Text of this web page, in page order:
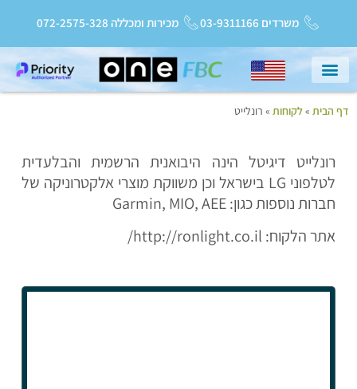
משרדים 03-9311166 מכירות ומכללה 072-2575-328
דף הבית »לקוחות » רונלייט
רונלייט דיגיטל הינה היבואנית הרשמית והבלעדית
לטלפוני LG בישראל וכן משווקת מוצרי אלקטרוניקה של
חברות נוספות כגון: Garmin, MIO, AEE
אתר הלקוח: http://ronlight.co.il/